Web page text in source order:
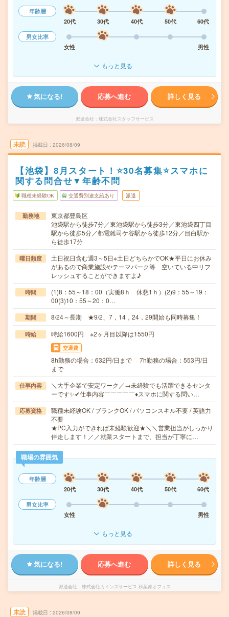
年齢層
20代
30代 40代 50代
60代
男女比率
女性
男性
もっと見る
気になる! 応募へ進む 詳しく見る
派遣会社 株式会社スタッフサービス
未読 掲載日 2026/08/09
【池袋】8月スタート！⭐30名募集⭐スマホに
関する問合せ▼年齢不問
職種未経験OK 交通費別途支給あり 派遣
勤務地
東京都豊島区
池袋駅から徒歩7分／東池袋駅から徒歩3分／東池袋四丁目
駅から徒歩5分／都電雑司ケ谷駅から徒歩12分／目白駅か
ら徒歩17分
曜日頻度
土日祝日含む週3～5日※土日どちらかでOK★平日にお休み
があるので商業施設やテーマパーク等 空いている中リフ
レッシュすることができますよ♪
時間
(1)8：55～18：00（実働8ｈ 休憩1ｈ）(2)9：55～19：
00(3)10：55～20：0…
期間 8/24～長期 ★9/2、7，14，24，29開始も同時募集！
時給 時給1600円 ※2ヶ月目以降は1550円
交通費
8h勤務の場合：632円/日まで 7h勤務の場合：553円/日
まで
仕事内容
＼大手企業で安定ワーク／→未経験でも活躍できるセンタ
ーです✨✔仕事内容￣￣￣￣￣♦スマホに関する問い…
応募資格
職種未経験OK / ブランクOK / パソコンスキル不要 / 英語力
不要
★PC入力ができれば未経験歓迎★＼＼営業担当がしっかり
伴走します！／／就業スタートまで、担当が丁寧に…
職場の雰囲気
年齢層
20代
30代 40代 50代
60代
男女比率
女性
男性
もっと見る
気になる! 応募へ進む 詳しく見る
派遣会社 株式会社カインズサービス 秋葉原オフィス
未読 掲載日 2026/08/09